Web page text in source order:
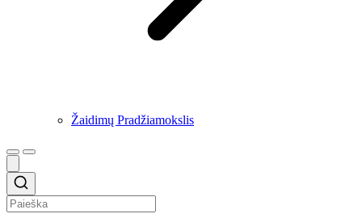
Žaidimų Pradžiamokslis